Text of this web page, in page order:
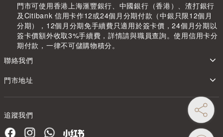
門市可使用香港上海滙豐銀行、中國銀行（香港）、渣打銀行
及Citibank 信用卡作12或24個月分期付款（中銀只限12個月
分期），12個月分期免手續費只適用於簽卡價，24個月分期以
簽卡價額外收取3%手續費，詳情請與職員查詢。使用信用卡分
期付款，一律不可儲購物積分。
聯絡我們
門市地址
追蹤我們